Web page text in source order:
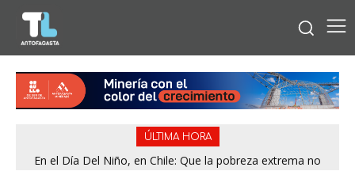
ÚLTIMA HORA
En el Día Del Niño, en Chile: Que la pobreza extrema no